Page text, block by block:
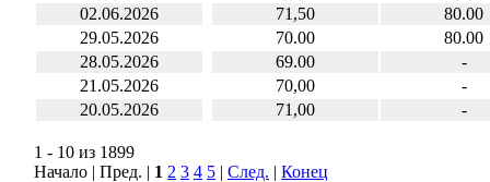
02.06.2026
71,50
80.00
29.05.2026
70.00
80.00
28.05.2026
69.00
-
21.05.2026
70,00
-
20.05.2026
71,00 -
1 - 10 из 1899
Начало | Пред. | 1 2 3 4 5 | След. | Конец